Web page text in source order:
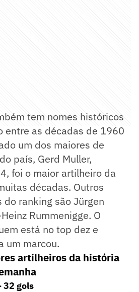
tem nomes históricos
entre as décadas de 1960
um dos maiores de
país, Gerd Muller,
foi o maior artilheiro da
décadas. Outros
do ranking são Jürgen
Rummenigge. O
está no top dez e
um marcou.
artilheiros da história
32 gols